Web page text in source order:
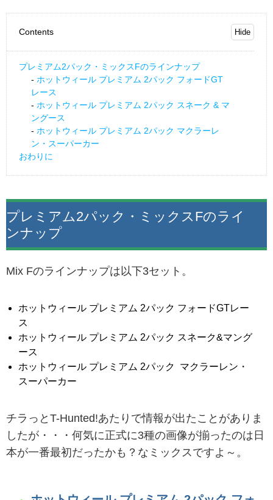
Contents
プレミアム2パック・ミックスFのラインナップ
ホットウィール プレミアム 2パック フォードGT
レース
ホットウィール プレミアム 2パック スネーク & マ
ングース
ホットウィール プレミアム 2パック マクラーレ
ン・スーパーカー
おわりに
プレミアム2パック・ミックスFのライ
ンナップ
Mix Fのラインナップは以下3セット。
ホットウィール プレミアム 2パック フォードGTレー
ス
ホットウィール プレミアム 2パック スネーク&マング
ース
ホットウィール プレミアム 2パック マクラーレン・
スーパーカー
チラっとT-Hunted!あたりで情報が出たことがありま
したが・・・何気に正式に3種の画像が揃ったのは日
本が一番最初だったかも？なミックスですよ～。